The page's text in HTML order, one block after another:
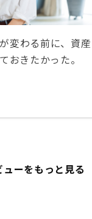
変わる前に、資産
おきたかった。
ーをもっと見る